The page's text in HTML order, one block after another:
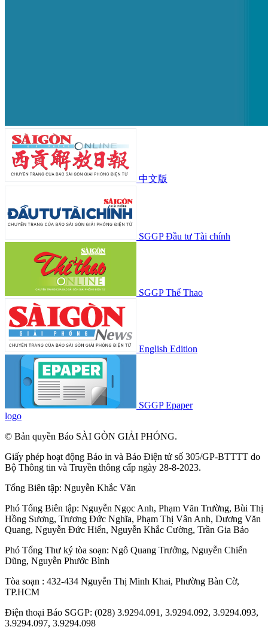
中文版
SGGP Đầu tư Tài chính
SGGP Thể Thao
English Edition
SGGP Epaper
logo
© Bản quyền Báo SÀI GÒN GIẢI PHÓNG.
Giấy phép hoạt động Báo in và Báo Điện tử số 305/GP-BTTTT do
Bộ Thông tin và Truyền thông cấp ngày 28-8-2023.
Tổng Biên tập: Nguyễn Khắc Văn
Phó Tổng Biên tập: Nguyễn Ngọc Anh, Phạm Văn Trường, Bùi Thị
Hồng Sương, Trương Đức Nghĩa, Phạm Thị Vân Anh, Dương Văn
Quang, Nguyễn Đức Hiển, Nguyễn Khắc Cường, Trần Gia Bảo
Phó Tổng Thư ký tòa soạn: Ngô Quang Trưởng, Nguyễn Chiến
Dũng, Nguyễn Phước Bình
Tòa soạn : 432-434 Nguyễn Thị Minh Khai, Phường Bàn Cờ,
TP.HCM
Điện thoại Báo SGGP: (028) 3.9294.091, 3.9294.092, 3.9294.093,
3.9294.097, 3.9294.098